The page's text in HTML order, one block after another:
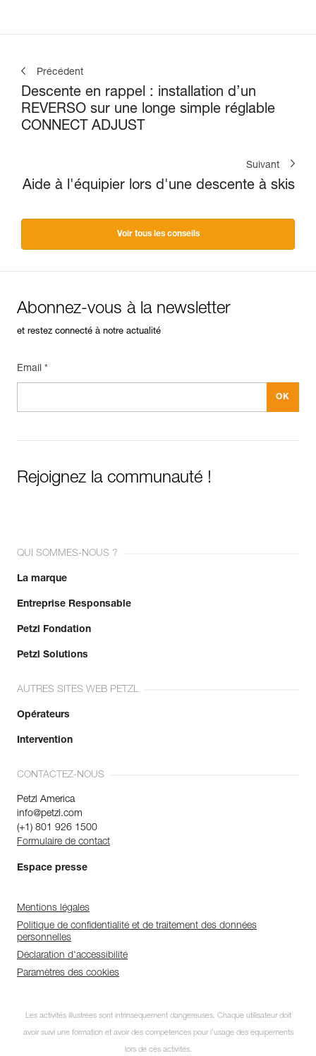
Précédent
Descente en rappel : installation d’un
REVERSO sur une longe simple réglable
CONNECT ADJUST
Suivant
Aide à l'équipier lors d'une descente à skis
Voir tous les conseils
newsletter
et restez connecté à notre
Abonnez-vous à la newsletter
et restez connecté à notre actualité
Email *
Rejoignez la communauté !
QUI SOMMES-NOUS ?
La marque
Entreprise Responsable
Petzl Fondation
Petzl Solutions
AUTRES SITES WEB PETZL
Opérateurs
Intervention
CONTACTEZ-NOUS
Petzl America
info@petzl.com
(+1) 801 926 1500
Formulaire de contact
Espace presse
Mentions légales
Politique de confidentialité et de traitement des données
personnelles
Déclaration d'accessibilité
Paramètres des cookies
Les activités illustrées sont intrinsèquement dangereuses. Chaque utilisateur doit
avoir suivi une formation et avoir des compétences pour l’usage des équipements
lors de ces activités.